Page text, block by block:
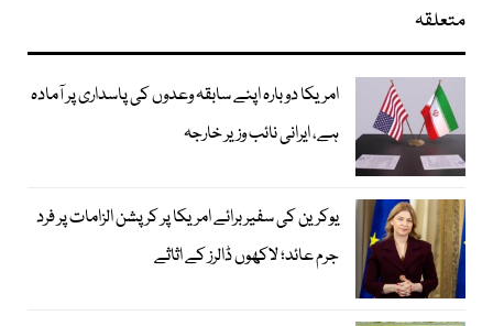
متعلقہ
امریکا دوبارہ اپنے سابقہ وعدوں کی پاسداری پر آمادہ
ہے، ایرانی نائب وزیر خارجہ
یوکرین کی سفیر برائے امریکا پر کرپشن الزامات پر فرد
جرم عائد؛ لاکھوں ڈالرز کے اثاثے